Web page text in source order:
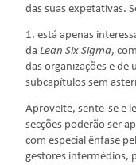
das suas expetativas.
1. está apenas
daLean Six Sigma,
das organizações e de
subcapítulos sem
Aproveite, sente-se e
secções poderão ser
com especial ênfase
gestores intermédios,